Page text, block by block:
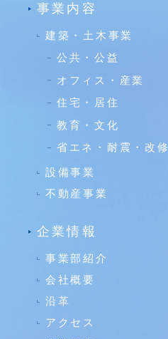
事業内容
建築・土木事業
公共・公益
オフィス・産業
住宅・居住
教育・文化
省エネ・耐震・改修
設備事業
不動産事業
企業情報
事業部紹介
会社概要
沿革
アクセス